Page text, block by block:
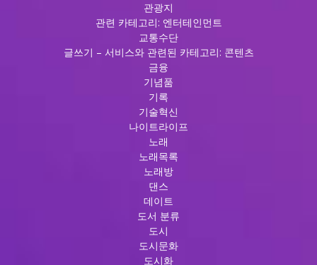
관광지
관련 카테고리: 엔터테인먼트
교통수단
글쓰기 – 서비스와 관련된 카테고리: 콘텐츠
금융
기념품
기록
기술혁신
나이트라이프
노래
노래목록
노래방
댄스
데이트
도서 분류
도시
도시문화
도시화